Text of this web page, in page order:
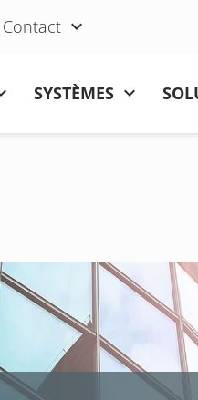
Contact
SYSTÈMES